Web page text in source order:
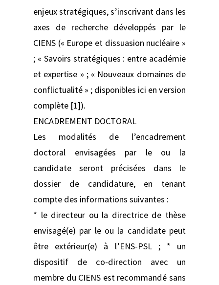
enjeux stratégiques, s’inscrivant dans les
axes de recherche développés par le
CIENS (« Europe et dissuasion nucléaire »
; « Savoirs stratégiques : entre académie
et expertise » ; « Nouveaux domaines de
conflictualité » ; disponibles ici en version
complète [1]).
ENCADREMENT DOCTORAL
Les modalités de l’encadrement
doctoral envisagées par le ou la
candidate seront précisées dans le
dossier de candidature, en tenant
compte des informations suivantes :
* le directeur ou la directrice de thèse
envisagé(e) par le ou la candidate peut
être extérieur(e) à l’ENS-PSL ; * un
dispositif de co-direction avec un
membre du CIENS est recommandé sans